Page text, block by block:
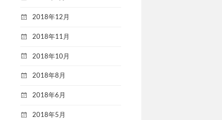
2018年12月
2018年11月
2018年10月
2018年8月
2018年6月
2018年5月